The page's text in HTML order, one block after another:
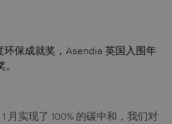
环保成就奖，Asendia 英国入围年
月实现了 100% 的碳中和，我们对